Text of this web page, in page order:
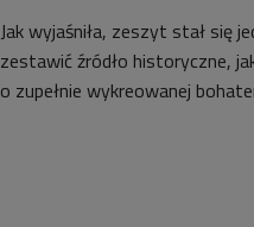
Jak wyjaśniła, zeszyt stał się
zestawić źródło historyczne,
o zupełnie wykreowanej